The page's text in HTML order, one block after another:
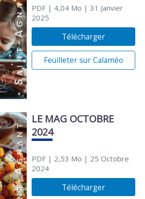
PDF| 4,04 Mo | 31 Janvier
2025
Télécharger
Feuilleter sur Calaméo
LE MAG OCTOBRE
2024
PDF| 2,53 Mo | 25 Octobre
2024
Télécharger